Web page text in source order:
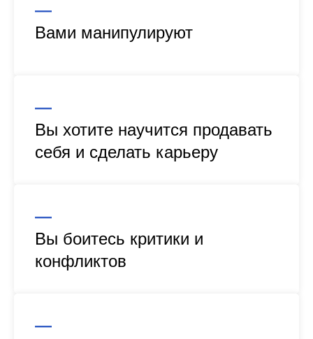
—
Вами манипулируют
—
Вы хотите научится продавать
себя и сделать карьеру
—
Вы боитесь критики и
конфликтов
—